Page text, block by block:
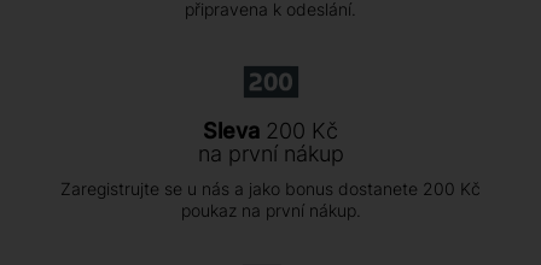
připravena k odeslání.
Sleva 200 Kč
na první nákup
Zaregistrujte se u nás a jako bonus dostanete 200 Kč
poukaz na první nákup.